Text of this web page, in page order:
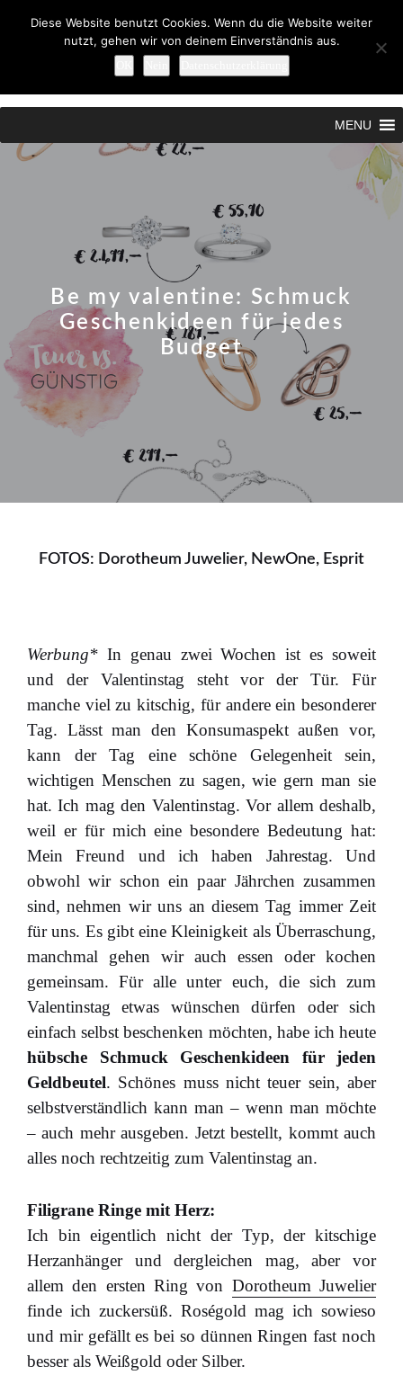
MENU
Be my valentine: Schmuck
Geschenkideen für jedes
Budget
FOTOS: Dorotheum Juwelier, NewOne, Esprit
Werbung* In genau zwei Wochen ist es soweit
und der Valentinstag steht vor der Tür. Für
manche viel zu kitschig, für andere ein besonderer
Tag. Lässt man den Konsumaspekt außen vor,
kann der Tag eine schöne Gelegenheit sein,
wichtigen Menschen zu sagen, wie gern man sie
hat. Ich mag den Valentinstag. Vor allem deshalb,
weil er für mich eine besondere Bedeutung hat:
Mein Freund und ich haben Jahrestag. Und
obwohl wir schon ein paar Jährchen zusammen
sind, nehmen wir uns an diesem Tag immer Zeit
für uns. Es gibt eine Kleinigkeit als Überraschung,
manchmal gehen wir auch essen oder kochen
gemeinsam. Für alle unter euch, die sich zum
Valentinstag etwas wünschen dürfen oder sich
einfach selbst beschenken möchten, habe ich heute
hübsche Schmuck Geschenkideen für jeden
Geldbeutel. Schönes muss nicht teuer sein, aber
selbstverständlich kann man – wenn man möchte
– auch mehr ausgeben. Jetzt bestellt, kommt auch
alles noch rechtzeitig zum Valentinstag an.
Filigrane Ringe mit Herz:
Ich bin eigentlich nicht der Typ, der kitschige
Herzanhänger und dergleichen mag, aber vor
allem den ersten Ring von Dorotheum Juwelier
finde ich zuckersüß. Roségold mag ich sowieso
und mir gefällt es bei so dünnen Ringen fast noch
besser als Weißgold oder Silber.
Diese Website benutzt Cookies. Wenn du die Website weiter
nutzt, gehen wir von deinem Einverständnis aus.